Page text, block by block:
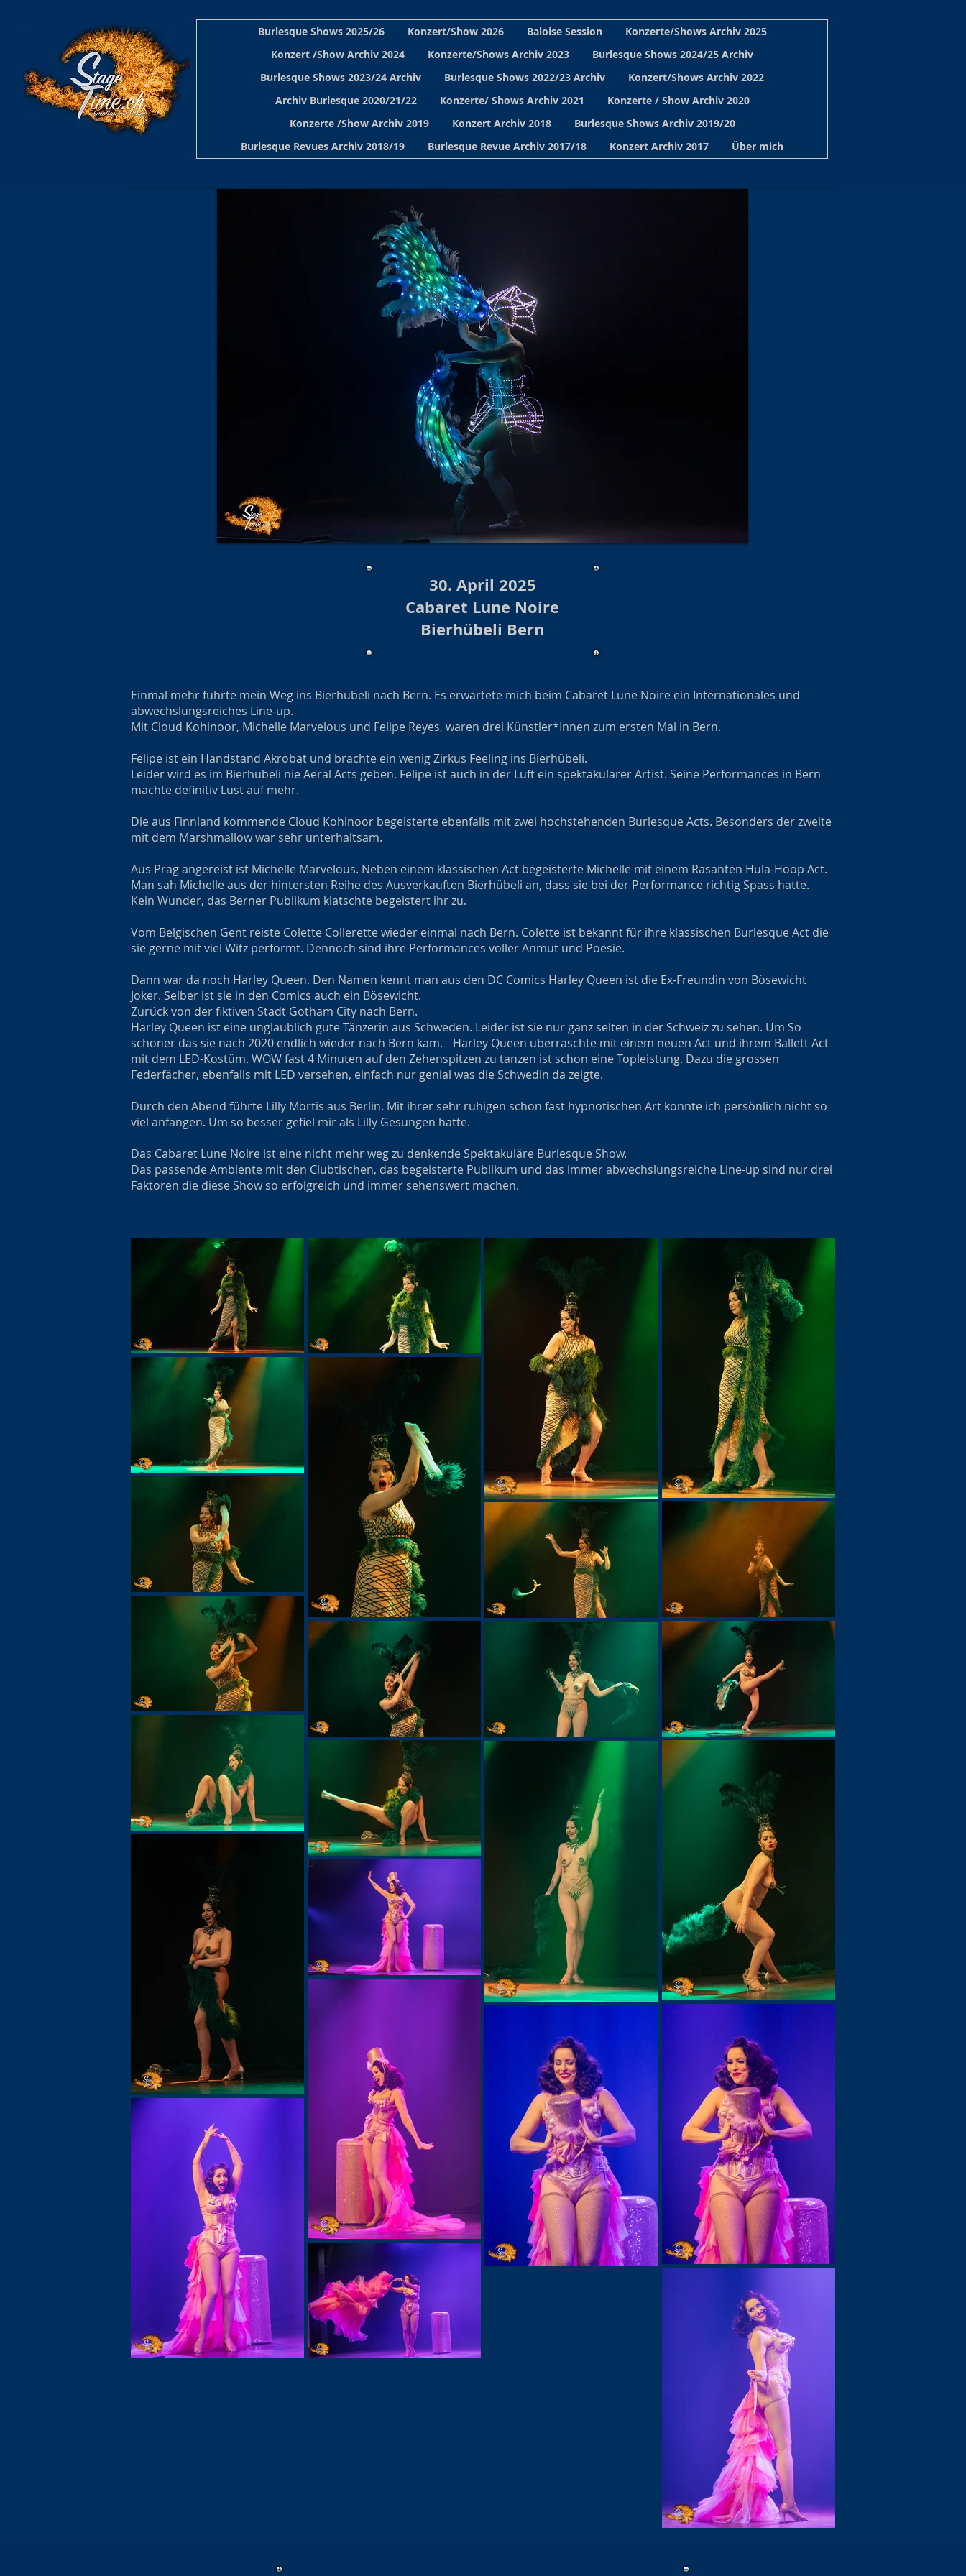
Burlesque Shows 2025/26 Konzert/Show 2026 Baloise Session
Konzerte/Shows Archiv 2025
Konzert /Show Archiv 2024
Konzerte/Shows Archiv 2023
Burlesque Shows 2024/25 Archiv
Burlesque Shows 2023/24 Archiv
Burlesque Shows 2022/23 Archiv
Konzert/Shows Archiv 2022
Archiv Burlesque 2020/21/22
Konzerte/ Shows Archiv 2021
Konzerte / Show Archiv 2020
Konzerte /Show Archiv 2019
Konzert Archiv 2018
Burlesque Shows Archiv 2019/20
Burlesque Revues Archiv 2018/19
Burlesque Revue Archiv 2017/18 Konzert Archiv 2017 Über mich
30. April 2025
Cabaret Lune Noire
Bierhübeli Bern
Einmal mehr führte mein Weg ins Bierhübeli nach Bern. Es erwartete mich beim Cabaret Lune Noire ein Internationales und
abwechslungsreiches Line-up.
Mit Cloud Kohinoor, Michelle Marvelous und Felipe Reyes, waren drei Künstler*Innen zum ersten Mal in Bern.
Felipe ist ein Handstand Akrobat und brachte ein wenig Zirkus Feeling ins Bierhübeli.
Leider wird es im Bierhübeli nie Aeral Acts geben. Felipe ist auch in der Luft ein spektakulärer Artist. Seine Performances in Bern
machte definitiv Lust auf mehr.
Die aus Finnland kommende Cloud Kohinoor begeisterte ebenfalls mit zwei hochstehenden Burlesque Acts. Besonders der zweite
mit dem Marshmallow war sehr unterhaltsam.
Aus Prag angereist ist Michelle Marvelous. Neben einem klassischen Act begeisterte Michelle mit einem Rasanten Hula-Hoop Act.
Man sah Michelle aus der hintersten Reihe des Ausverkauften Bierhübeli an, dass sie bei der Performance richtig Spass hatte.
Kein Wunder, das Berner Publikum klatschte begeistert ihr zu.
Vom Belgischen Gent reiste Colette Collerette wieder einmal nach Bern. Colette ist bekannt für ihre klassischen Burlesque Act die
sie gerne mit viel Witz performt. Dennoch sind ihre Performances voller Anmut und Poesie.
Dann war da noch Harley Queen. Den Namen kennt man aus den DC Comics Harley Queen ist die Ex-Freundin von Bösewicht
Joker. Selber ist sie in den Comics auch ein Bösewicht.
Zurück von der fiktiven Stadt Gotham City nach Bern.
Harley Queen ist eine unglaublich gute Tänzerin aus Schweden. Leider ist sie nur ganz selten in der Schweiz zu sehen. Um So
schöner das sie nach 2020 endlich wieder nach Bern kam. Harley Queen überraschte mit einem neuen Act und ihrem Ballett Act
mit dem LED-Kostüm. WOW fast 4 Minuten auf den Zehenspitzen zu tanzen ist schon eine Topleistung. Dazu die grossen
Federfächer, ebenfalls mit LED versehen, einfach nur genial was die Schwedin da zeigte.
Durch den Abend führte Lilly Mortis aus Berlin. Mit ihrer sehr ruhigen schon fast hypnotischen Art konnte ich persönlich nicht so
viel anfangen. Um so besser gefiel mir als Lilly Gesungen hatte.
Das Cabaret Lune Noire ist eine nicht mehr weg zu denkende Spektakuläre Burlesque Show.
Das passende Ambiente mit den Clubtischen, das begeisterte Publikum und das immer abwechslungsreiche Line-up sind nur drei
Faktoren die diese Show so erfolgreich und immer sehenswert machen.